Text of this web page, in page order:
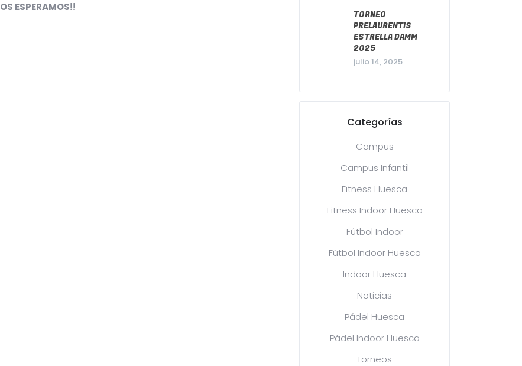
OS ESPERAMOS!!
TORNEO
PRELAURENTIS
ESTRELLA DAMM
2025
julio 14, 2025
Categorías
Campus
Campus Infantil
Fitness Huesca
Fitness Indoor Huesca
Fútbol Indoor
Fútbol Indoor Huesca
Indoor Huesca
Noticias
Pádel Huesca
Pádel Indoor Huesca
Torneos